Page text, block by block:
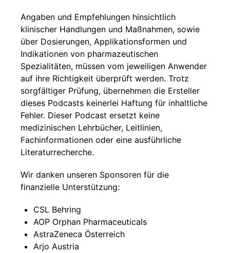
Angaben und Empfehlungen hinsichtlich
klinischer Handlungen und Maßnahmen, sowie
über Dosierungen, Applikationsformen und
Indikationen von pharmazeutischen
Spezialitäten, müssen vom jeweiligen Anwender
auf ihre Richtigkeit überprüft werden. Trotz
sorgfältiger Prüfung, übernehmen die Ersteller
dieses Podcasts keinerlei Haftung für inhaltliche
Fehler. Dieser Podcast ersetzt keine
medizinischen Lehrbücher, Leitlinien,
Fachinformationen oder eine ausführliche
Literaturrecherche.
Wir danken unseren Sponsoren für die
finanzielle Unterstützung:
CSL Behring
AOP Orphan Pharmaceuticals
AstraZeneca Österreich
Arjo Austria